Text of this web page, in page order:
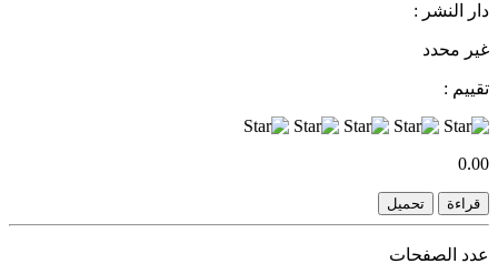
دار النشر :
غير محدد
تقييم :
0.00
قراءة تحميل
عدد الصفحات